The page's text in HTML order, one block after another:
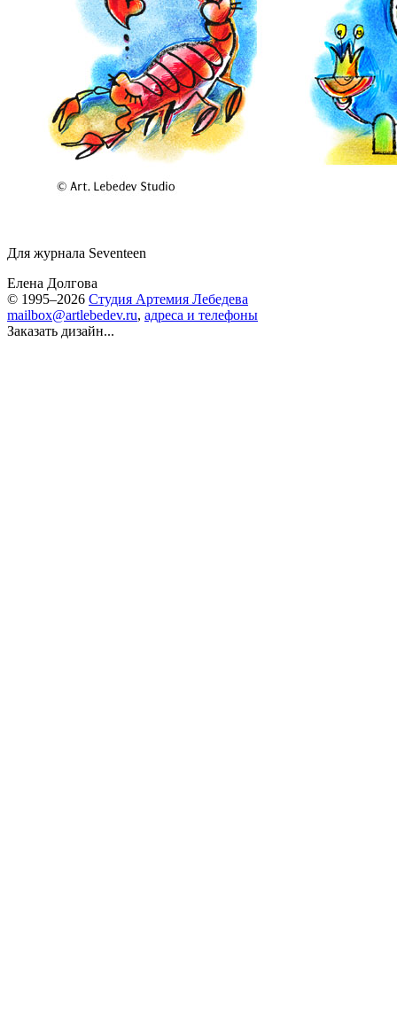
Для журнала Seventeen
Елена Долгова
© 1995–2026 Студия Артемия Лебедева
mailbox@artlebedev.ru, адреса и телефоны
Заказать дизайн...